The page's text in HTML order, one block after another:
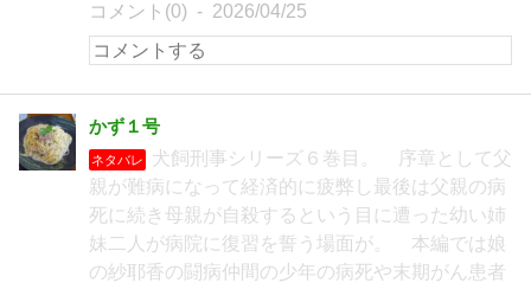
コメント(0) 2026/04/25
かず１号
ネタバレ
犬飼刑事シリーズ６巻目。 序章として父
親が難病になって経済的に疲弊し最後は父親の病
死に続き母親が自殺するという目に遭った幼い姉
妹二人が病院に復習を誓う場面が。 本編では娘
の紗耶香の闘病仲間の少年の病死や末期がん患者